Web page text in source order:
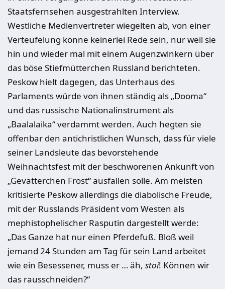
Staatsfernsehen ausgestrahlten Interview.
Westliche Medienvertreter wiegelten ab, von einer
Verteufelung könne keinerlei Rede sein, nur weil sie
hin und wieder mal mit einem Augenzwinkern über
das böse Stiefmütterchen Russland berichteten.
Peskow hielt dagegen, das Unterhaus des
Parlaments würde von ihnen ständig als „Dooma“
und das russische Nationalinstrument als
„Baalalaika“ verdammt werden. Auch hegten sie
offenbar den antichristlichen Wunsch, dass für viele
seiner Landsleute das bevorstehende
Weihnachtsfest mit der beschworenen Ankunft von
„Gevatterchen Frost“ ausfallen solle. Am meisten
kritisierte Peskow allerdings die diabolische Freude,
mit der Russlands Präsident vom Westen als
mephistophelischer Rasputin dargestellt werde:
„Das Ganze hat nur einen Pferdefuß. Bloß weil
jemand 24 Stunden am Tag für sein Land arbeitet
wie ein Besessener, muss er … äh, stoi! Können wir
das rausschneiden?“